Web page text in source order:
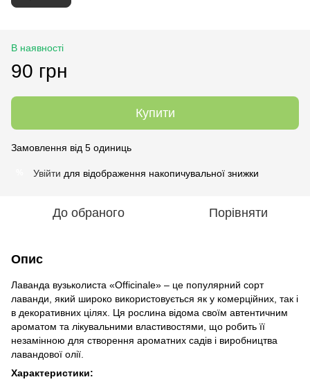
В наявності
90 грн
Купити
Замовлення від 5 одиниць
Увійти для відображення накопичувальної знижки
До обраного Порівняти
Опис
Лаванда вузьколиста «Officinale» – це популярний сорт
лаванди, який широко використовується як у комерційних, так і
в декоративних цілях. Ця рослина відома своїм автентичним
ароматом та лікувальними властивостями, що робить її
незамінною для створення ароматних садів і виробництва
лавандової олії.
Характеристики: